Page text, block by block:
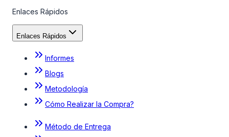
Enlaces Rápidos
Enlaces Rápidos
Informes
Blogs
Metodología
Cómo Realizar la Compra?
Método de Entrega